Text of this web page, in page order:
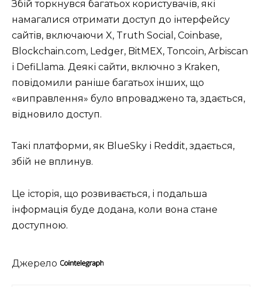
Збій торкнувся багатьох користувачів, які
намагалися отримати доступ до інтерфейсу
сайтів, включаючи X, Truth Social, Coinbase,
Blockchain.com, Ledger, BitMEX, Toncoin, Arbiscan
і DefiLlama. Деякі сайти, включно з Kraken,
повідомили раніше багатьох інших, що
«виправлення» було впроваджено та, здається,
відновило доступ.
Такі платформи, як BlueSky і Reddit, здається,
збій не вплинув.
Це історія, що розвивається, і подальша
інформація буде додана, коли вона стане
доступною.
Джерело